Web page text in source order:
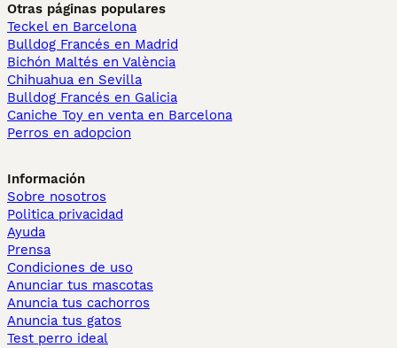
Otras páginas populares
Teckel en Barcelona
Bulldog Francés en Madrid
Bichón Maltés en València
Chihuahua en Sevilla
Bulldog Francés en Galicia
Caniche Toy en venta en Barcelona
Perros en adopcion
Información
Sobre nosotros
Politica privacidad
Ayuda
Prensa
Condiciones de uso
Anunciar tus mascotas
Anuncia tus cachorros
Anuncia tus gatos
Test perro ideal